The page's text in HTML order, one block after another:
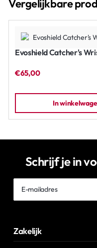
Vergelijkbare
Evoshield Catcher's
€65,00
In
Schrijf je in
Zakelijk